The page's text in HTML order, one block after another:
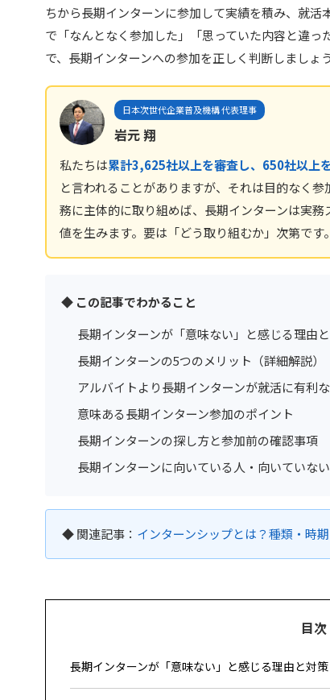
ちから長期インターンに参加して実績を積み、就
で「なんとなく参加した」「思っていた内容と違
で、長期インターンへの参加を正しく判断しましょう
日本次世代企業普及機構 代表理事
岩元 翔
私たちは累計3,625社以上を審査し、650社以上
と言われることがありますが、それは目的なく
務に主体的に取り組めば、長期インターンは実
値を生みます。要は「どう取り組むか」次第です。
◆ この記事でわかること
長期インターンが「意味ない」と感じる理由
長期インターンの5つのメリット（詳細解説）
アルバイトより長期インターンが就活に有利
意味ある長期インターン参加のポイント
長期インターンの探し方と参加前の確認事項
長期インターンに向いている人・向いていな
◆ 関連記事： インターンシップとは？種類・時
目次
長期インターンが「意味ない」と感じる理由と対策